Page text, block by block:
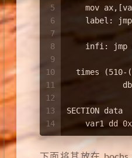
5
6
7
8
9
10
11
12
13
14
mov
label:
infi: jmp
times (510-
SECTION data
var1 dd